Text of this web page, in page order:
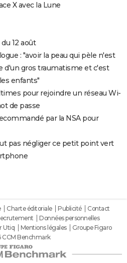
X avec la Lune
12 août
: "avoir la peau qui pèle n'est
d'un gros traumatisme et c'est
enfants"
pour rejoindre un réseau Wi-
de passe
par la NSA pour
pas négliger ce petit point vert
Charte éditoriale Publicité
Contact
Données personnelles
Utiq Mentions légales
Groupe Figaro
Benchmark